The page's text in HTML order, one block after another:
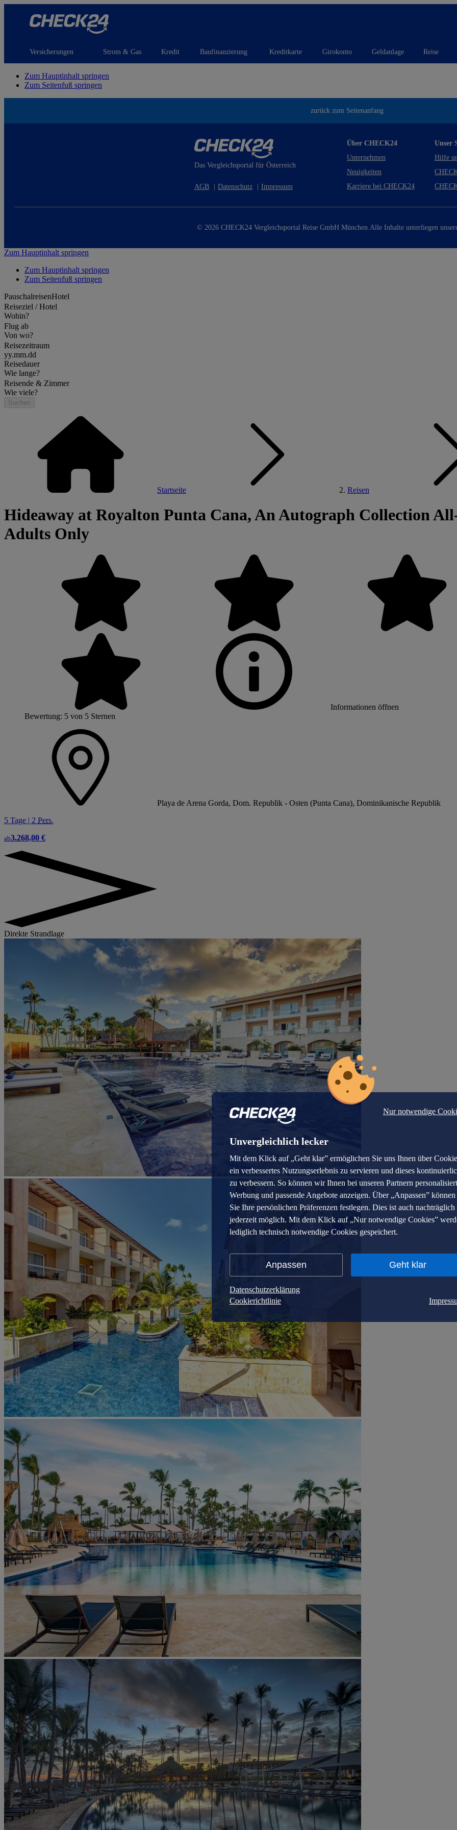
Versicherungen Strom & Gas Kredit Baufinanzierung Kreditkarte Girokonto Geldanlage Reise
Nur notwendige
Unvergleichlich lecker
Mit dem Klick auf „Geht klar” ermöglichen Sie uns Ihnen über
ein verbessertes Nutzungserlebnis zu servieren und dieses
zu verbessern. So können wir Ihnen bei unseren Partnern
Werbung und passende Angebote anzeigen. Über „Anpassen” können
Sie Ihre persönlichen Präferenzen festlegen. Dies ist auch nachträglich
jederzeit möglich. Mit dem Klick auf „Nur notwendige Cookies”
lediglich technisch notwendige Cookies gespeichert.
Anpassen Geht klar
Datenschutzerklärung
Cookierichtlinie
Zum Hauptinhalt springen
Zum Seitenfuß springen
zurück zum Seitenanfang
Das Vergleichsportal für Österreich
AGB Datenschutz Impressum
Über CHECK24
Unternehmen
Neuigkeiten
Karriere bei CHECK24
Unser
Hilfe
© 2026 CHECK24 Vergleichsportal Reise GmbH München.Alle Inhalte unterliegen
Zum Hauptinhalt springen
Zum Hauptinhalt springen
Zum Seitenfuß springen
PauschalreisenHotel
Reiseziel / Hotel
Wohin?
Flug ab
Von wo?
Reisezeitraum
yy.mm.dd
Reisedauer
Wie lange?
Reisende & Zimmer
Wie viele?
Suchen
Startseite Reisen
Hideaway at Royalton Punta Cana, An Autograph Collection
Adults Only
Informationen öffnen
Bewertung: 5 von 5 Sternen
Playa de Arena Gorda, Dom. Republik - Osten (Punta Cana), Dominikanische Republik
5 Tage | 2 Pers.
ab3.268,00 €
Direkte Strandlage